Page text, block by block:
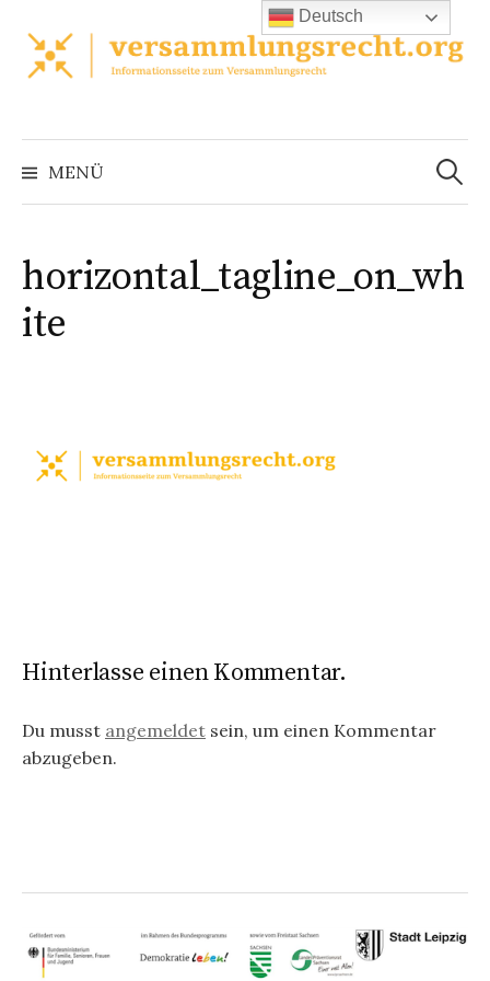
Inhalt
überspringen
MENÜ
Suchen
nach:
horizontal_tagline_on_wh
ite
Hinterlasse einen Kommentar.
Du musst angemeldet sein, um einen Kommentar
abzugeben.
Deutsch